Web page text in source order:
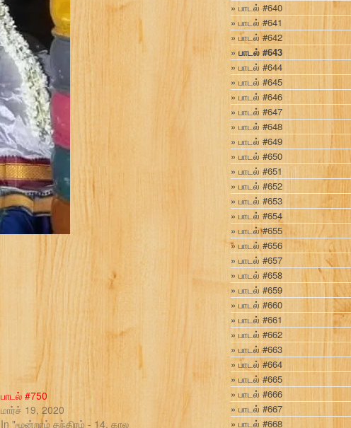
பாடல் #750
மார்ச் 19, 2020
In "மூன்றாம் தந்திரம் - 14. கால
பாடல் #640
பாடல் #641
பாடல் #642
பாடல் #643
பாடல் #644
பாடல் #645
பாடல் #646
பாடல் #647
பாடல் #648
பாடல் #649
பாடல் #650
பாடல் #651
பாடல் #652
பாடல் #653
பாடல் #654
பாடல் #655
பாடல் #656
பாடல் #657
பாடல் #658
பாடல் #659
பாடல் #660
பாடல் #661
பாடல் #662
பாடல் #663
பாடல் #664
பாடல் #665
பாடல் #666
பாடல் #667
பாடல் #668